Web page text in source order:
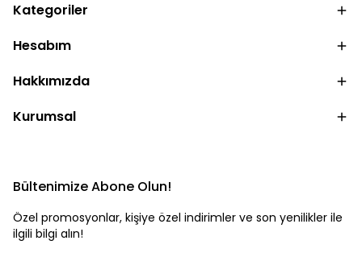
Kategoriler
Hesabım
Hakkımızda
Kurumsal
Bültenimize Abone Olun!
Özel promosyonlar, kişiye özel indirimler ve son yenilikler ile
ilgili bilgi alın!